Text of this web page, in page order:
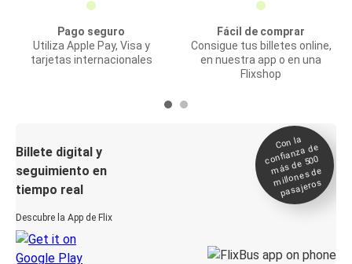
Pago seguro
Utiliza Apple Pay, Visa y
tarjetas internacionales
Fácil de comprar
Consigue tus billetes online,
en nuestra app o en una
Flixshop
Billete digital y
seguimiento en
tiempo real
Descubre la App de Flix
Con la
confianza de
más de 500
millones de
pasajeros